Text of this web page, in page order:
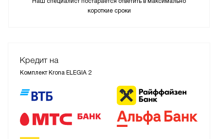
короткие сроки
Кредит на
Комплект Krona ELEGIA 2